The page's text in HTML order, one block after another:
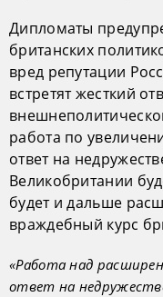
Дипломаты
британских
вред репутации
встретят жесткий
работа по
ответ на
Великобритании
будет и дальше
враждебный курс
«Работа над
ответ на